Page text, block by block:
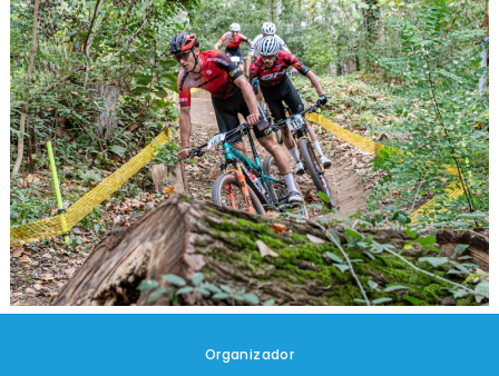
Organizador